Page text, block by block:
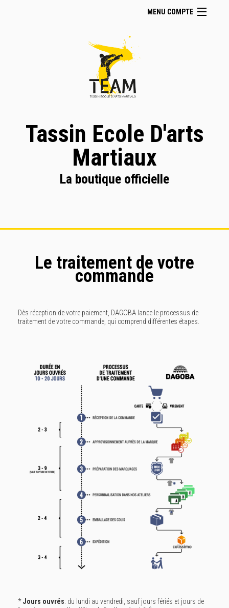
MENU COMPTE
Site Web du club
Se connecter
Panier (
Tassin Ecole D'arts
Martiaux
La boutique officielle
Le traitement de votre
commande
Dès réception de votre paiement, DAGOBA lance le processus de
traitement de votre commande, qui comprend différentes étapes.
*Jours ouvrés: du lundi au vendredi, sauf jours fériés et jours de